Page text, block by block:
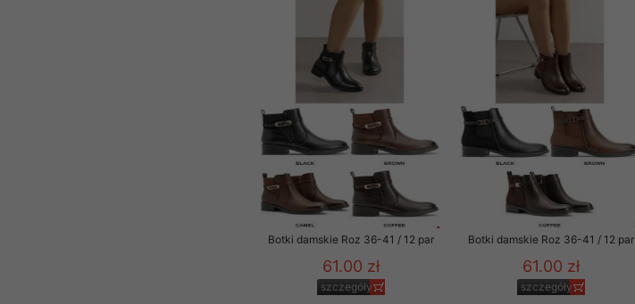
Botki damskie Roz 36-41 / 12 par
61.00 zł
szczegóły
Botki damskie Roz 36-41 / 12 par
61.00 zł
szczegóły